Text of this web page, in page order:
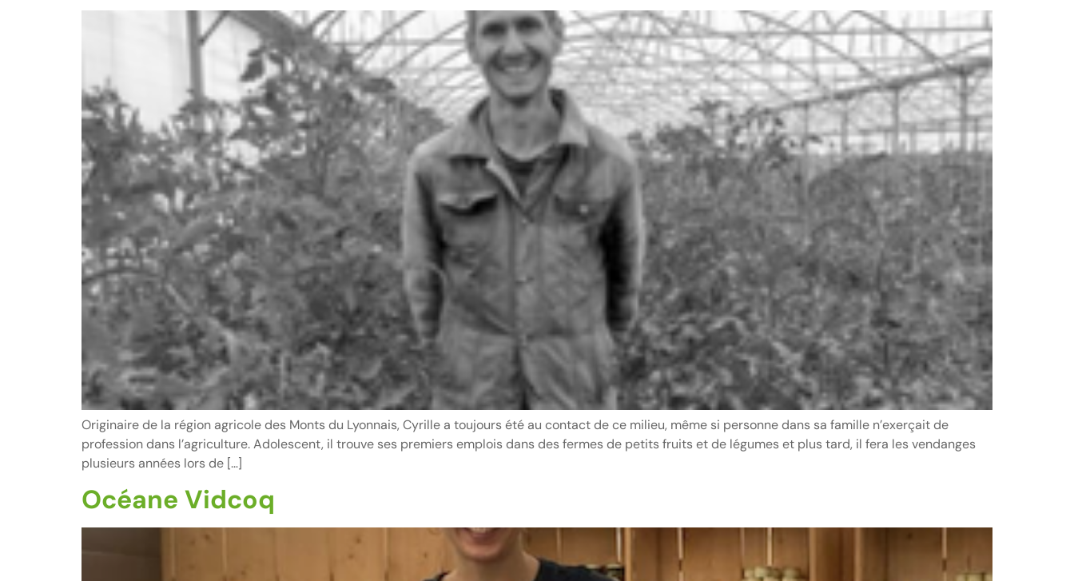
Originaire de la région agricole des Monts du Lyonnais, Cyrille a toujours été au contact de ce milieu, même si personne dans sa famille n’exerçait de
profession dans l’agriculture. Adolescent, il trouve ses premiers emplois dans des fermes de petits fruits et de légumes et plus tard, il fera les vendanges
plusieurs années lors de […]
Océane Vidcoq